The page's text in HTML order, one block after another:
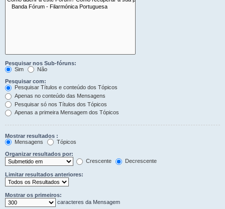
Pesquisar nos Sub-fóruns:
Sim
Não
Pesquisar com:
Pesquisar Títulos e conteúdo dos Tópicos
Apenas no conteúdo das Mensagens
Pesquisar só nos Títulos dos Tópicos
Apenas a primeira Mensagem dos Tópicos
Mostrar resultados :
Mensagens
Tópicos
Organizar resultados por:
Crescente
Decrescente
Limitar resultados anteriores:
Mostrar os primeiros:
caracteres da Mensagem